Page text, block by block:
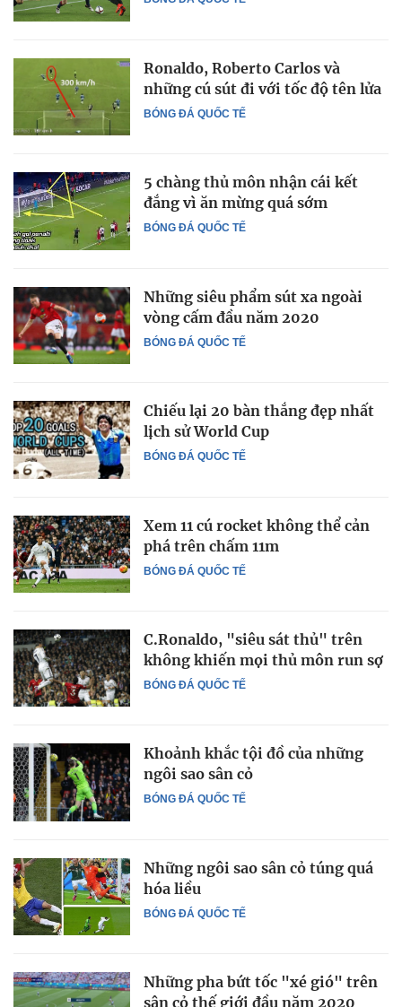
BÓNG ĐÁ QUỐC TẾ
Ronaldo, Roberto Carlos và
những cú sút đi với tốc độ tên lửa
BÓNG ĐÁ QUỐC TẾ
5 chàng thủ môn nhận cái kết
đắng vì ăn mừng quá sớm
BÓNG ĐÁ QUỐC TẾ
Những siêu phẩm sút xa ngoài
vòng cấm đầu năm 2020
BÓNG ĐÁ QUỐC TẾ
Chiếu lại 20 bàn thắng đẹp nhất
lịch sử World Cup
BÓNG ĐÁ QUỐC TẾ
Xem 11 cú rocket không thể cản
phá trên chấm 11m
BÓNG ĐÁ QUỐC TẾ
C.Ronaldo, "siêu sát thủ" trên
không khiến mọi thủ môn run sợ
BÓNG ĐÁ QUỐC TẾ
Khoảnh khắc tội đồ của những
ngôi sao sân cỏ
BÓNG ĐÁ QUỐC TẾ
Những ngôi sao sân cỏ túng quá
hóa liều
Những pha bứt tốc "xé gió" trên
sân cỏ thế giới đầu năm 2020